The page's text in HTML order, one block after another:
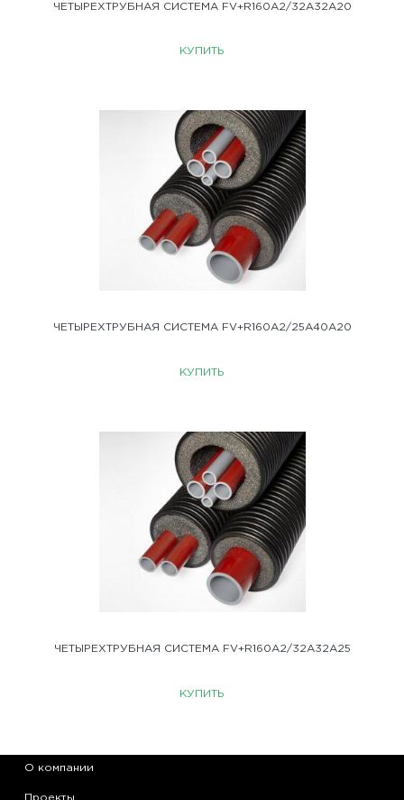
ЧЕТЫРЕХТРУБНАЯ СИСТЕМА FV+R160A2/32A32A20
КУПИТЬ
ЧЕТЫРЕХТРУБНАЯ СИСТЕМА FV+R160A2/25A40A20
КУПИТЬ
ЧЕТЫРЕХТРУБНАЯ СИСТЕМА FV+R160A2/32A32A25
КУПИТЬ
О компании
Проекты